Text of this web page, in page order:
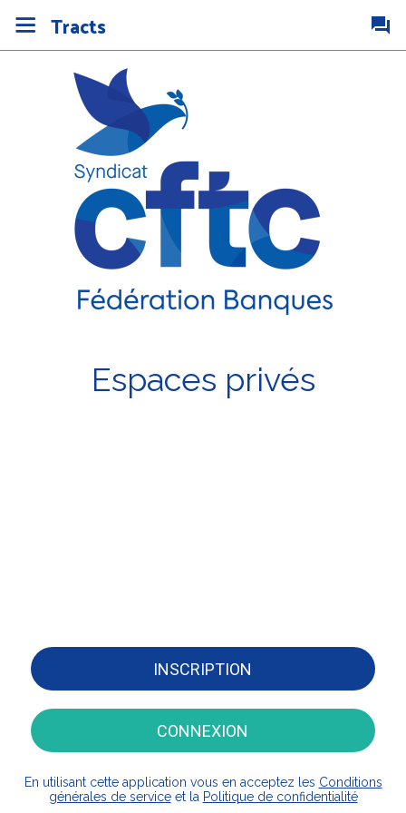
Tracts
Espaces privés
INSCRIPTION
CONNEXION
En utilisant cette application vous en acceptez les Conditions
générales de serviceet la Politique de confidentialité